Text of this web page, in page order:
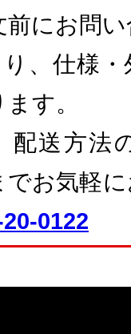
にお問
、仕様
す。
配送方法
お気軽
0122